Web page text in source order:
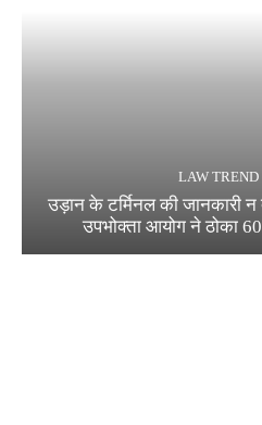
LAW TREND
उड़ान के टर्मिनल की जानकारी न
उपभोक्ता आयोग ने ठोका